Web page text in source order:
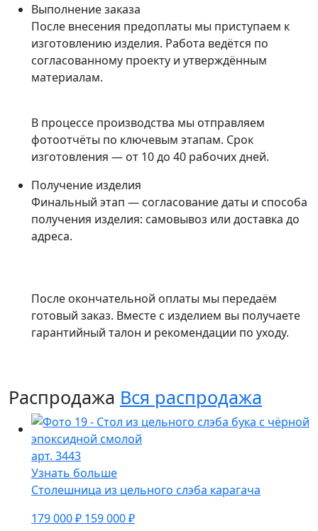
Выполнение заказа
После внесения предоплаты мы приступаем к
изготовлению изделия. Работа ведётся по
согласованному проекту и утверждённым
материалам.
В процессе производства мы отправляем
фотоотчёты по ключевым этапам. Срок
изготовления — от 10 до 40 рабочих дней.
Получение изделия
Финальный этап — согласование даты и способа
получения изделия: самовывоз или доставка до
адреса.
После окончательной оплаты мы передаём
готовый заказ. Вместе с изделием вы получаете
гарантийный талон и рекомендации по уходу.
Распродажа Вся распродажа
арт. 3443
Узнать больше
Столешница из цельного слэба карагача
179 000 ₽ 159 000 ₽